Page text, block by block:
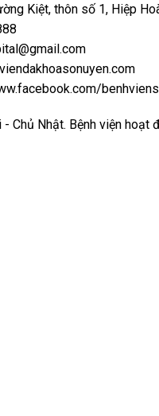
Kiệt, thôn số 1, Hiệp
- Chủ Nhật. Bệnh viện hoạt